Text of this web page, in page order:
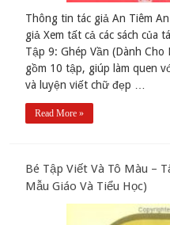
Thông tin tác giả An Tiêm
giả Xem tất cả các sách của
Tập 9: Ghép Vần (Dành Cho
gồm 10 tập, giúp làm quen
và luyện viết chữ đẹp …
Read More »
Bé Tập Viết Và Tô Màu –
Mẫu Giáo Và Tiểu Học)